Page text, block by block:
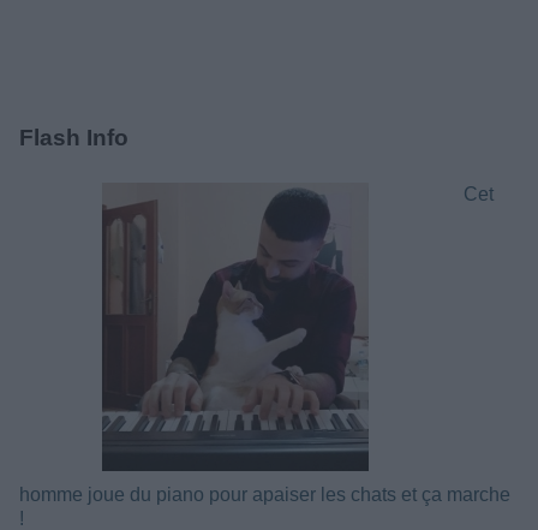
Flash Info
Cet
homme joue du piano pour apaiser les chats et ça marche
!